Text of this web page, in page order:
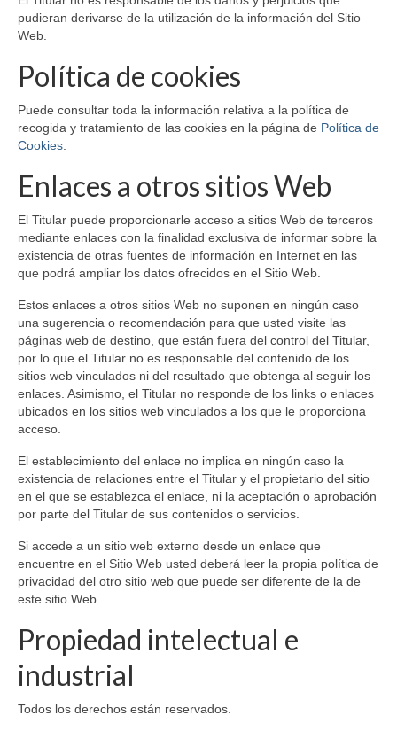
pudieran derivarse de la utilización de la información del Sitio
Web.
Política de cookies
Puede consultar toda la información relativa a la política de
recogida y tratamiento de las cookies en la página de Política de
Cookies
Enlaces a otros sitios Web
El Titular puede proporcionarle acceso a sitios Web de terceros
mediante enlaces con la finalidad exclusiva de informar sobre la
existencia de otras fuentes de información en Internet en las
que podrá ampliar los datos ofrecidos en el Sitio Web.
Estos enlaces a otros sitios Web no suponen en ningún caso
una sugerencia o recomendación para que usted visite las
páginas web de destino, que están fuera del control del Titular,
por lo que el Titular no es responsable del contenido de los
sitios web vinculados ni del resultado que obtenga al seguir los
enlaces. Asimismo, el Titular no responde de los links o enlaces
ubicados en los sitios web vinculados a los que le proporciona
acceso.
El establecimiento del enlace no implica en ningún caso la
existencia de relaciones entre el Titular y el propietario del sitio
en el que se establezca el enlace, ni la aceptación o aprobación
por parte del Titular de sus contenidos o servicios.
Si accede a un sitio web externo desde un enlace que
encuentre en el Sitio Web usted deberá leer la propia política de
privacidad del otro sitio web que puede ser diferente de la de
este sitio Web.
Propiedad intelectual e
industrial
Todos los derechos están reservados.